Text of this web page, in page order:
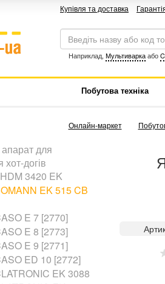
Купівля та доставка
Наприклад, Мультиваркаабо
Побутова техніка
Онлайн-маркет
для
хот-догів
3420 EK
EK 515 CB
E 7 [2770]
E 8 [2773]
E 9 [2771]
ED 10 [2772]
EK 3088